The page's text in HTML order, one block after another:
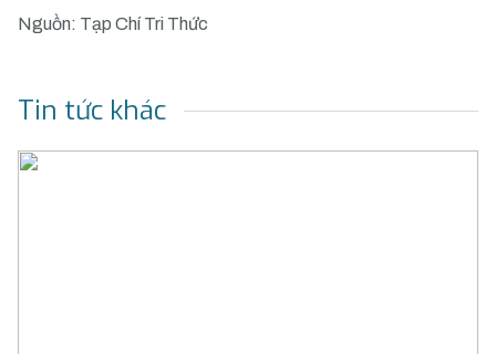
Nguồn: Tạp Chí Tri Thức
Tin tức khác